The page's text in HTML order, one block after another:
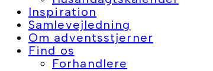
Inspiration
Samlevejledning
Om adventsstjerner
Find os
Forhandlere